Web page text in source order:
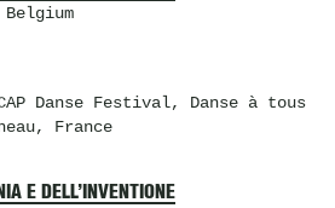
Danse Festival, Danse à tous
France
E DELL’INVENTIONE